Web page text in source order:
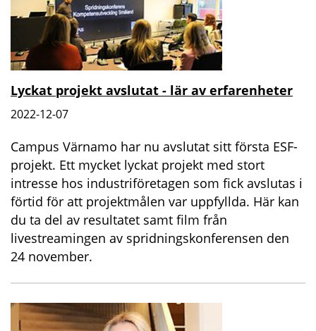
Lyckat projekt avslutat - lär av erfarenheter
2022-12-07
Campus Värnamo har nu avslutat sitt första ESF-
projekt. Ett mycket lyckat projekt med stort
intresse hos industriföretagen som fick avslutas i
förtid för att projektmålen var uppfyllda. Här kan
du ta del av resultatet samt film från
livestreamingen av spridningskonferensen den
24 november.